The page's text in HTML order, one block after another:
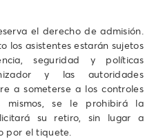
el derecho de admisión.
los asistentes estarán sujetos
seguridad y políticas
y las autoridades
a someterse a los controles
mismos, se le prohibirá la
su retiro, sin lugar a
por el tiquete.